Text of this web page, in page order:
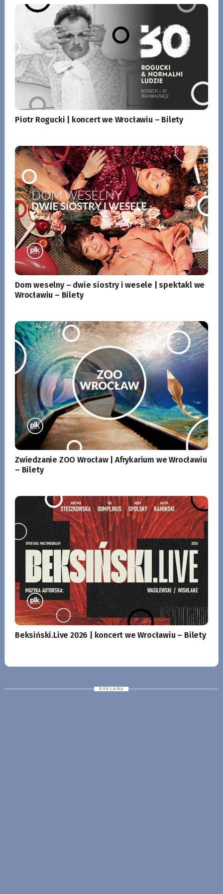
Piotr Rogucki | koncert we Wrocławiu – Bilety
Dom weselny – dwie siostry i wesele | spektakl we
Wrocławiu – Bilety
Zwiedzanie ZOO Wrocław | Afrykarium we Wrocławiu
– Bilety
Beksiński.Live 2026 | koncert we Wrocławiu – Bilety